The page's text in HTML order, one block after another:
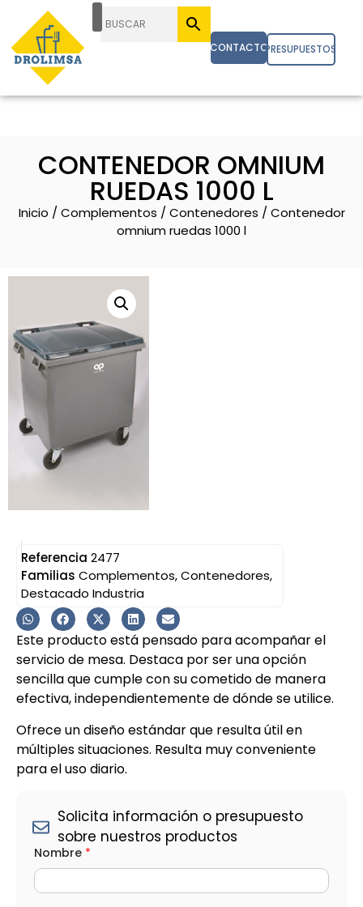
CONTACTOPRESUPUESTOS
CONTENEDOR OMNIUM
RUEDAS 1000 L
Inicio / Complementos / Contenedores / Contenedor
omnium ruedas 1000 l
Referencia 2477
Familias Complementos,Contenedores,
Destacado Industria
Este producto está pensado para acompañar el
servicio de mesa. Destaca por ser una opción
sencilla que cumple con su cometido de manera
efectiva, independientemente de dónde se utilice.
Ofrece un diseño estándar que resulta útil en
múltiples situaciones. Resulta muy conveniente
para el uso diario.
Solicita información o presupuesto
sobre nuestros productos
Nombre *